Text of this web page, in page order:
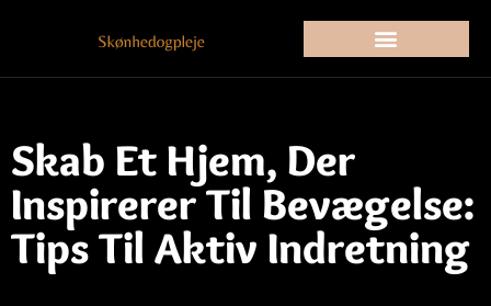
Skab Et Hjem, Der
Inspirerer Til Bevægelse:
Tips Til Aktiv Indretning